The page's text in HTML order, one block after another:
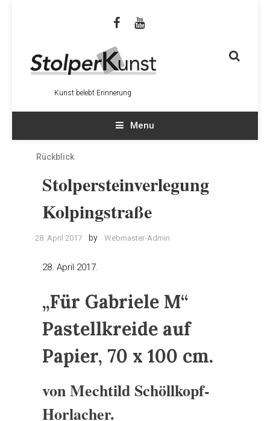
Kunst belebt Erinnerung
Menu
Rückblick
Stolpersteinverlegung
Kolpingstraße
28. April 2017 by Webmaster-Admin
28. April 2017.
„Für Gabriele M“
Pastellkreide auf
Papier, 70 x 100 cm.
von Mechtild Schöllkopf-
Horlacher.